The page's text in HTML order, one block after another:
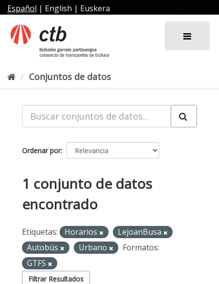
al
contenido
Español | English | Euskera
Conjuntos de datos
Ordenar por
1 conjunto de datos
encontrado
Etiquetas: Horarios
LejoanBusa
Autobús
Urbano
Formatos:
GTFS
Filtrar Resultados